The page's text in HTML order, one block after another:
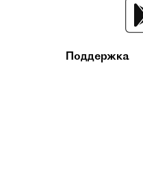
Поддержка